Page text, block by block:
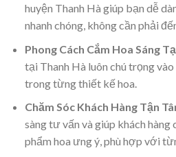
huyện Thanh Hà giúp bạn dễ
nhanh chóng, không cần phải
Phong Cách Cắm Hoa Sáng
tại Thanh Hà luôn chú trọng
trong từng thiết kế hoa.
Chăm Sóc Khách Hàng Tận
sàng tư vấn và giúp khách
phẩm hoa ưng ý, phù hợp với